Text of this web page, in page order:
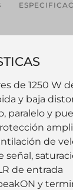
de 1250 W
y baja
paralelo y
de
señal,
de entrada
y